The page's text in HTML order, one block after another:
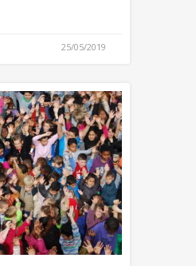
25/05/2019